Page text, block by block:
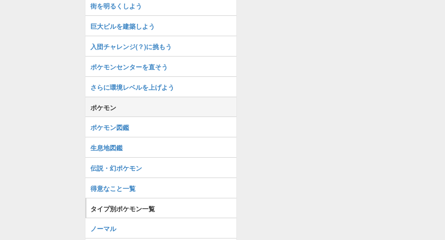
街を明るくしよう
巨大ビルを建築しよう
入団チャレンジ(？)に挑もう
ポケモンセンターを直そう
さらに環境レベルを上げよう
ポケモン
ポケモン図鑑
生息地図鑑
伝説・幻ポケモン
得意なこと一覧
タイプ別ポケモン一覧
ノーマル